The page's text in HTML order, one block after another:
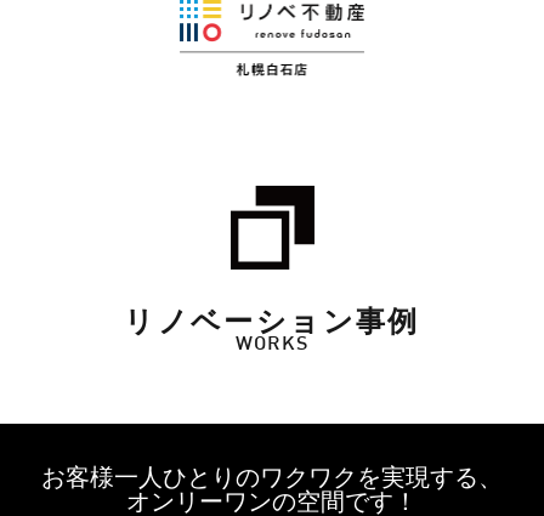
リノベーション事例
WORKS
お客様一人ひとりのワクワクを実現する、
オンリーワンの空間です！